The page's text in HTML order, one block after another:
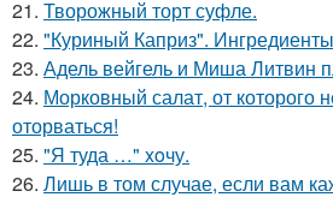
21. Творожный торт суфле.
22. "Куриный Каприз".
23. Адель вейгель и Миша Литвин
24. Морковный салат, от которого
оторваться!
25. "Я туда …" xoчу.
26. Лишь в том случае, если вам